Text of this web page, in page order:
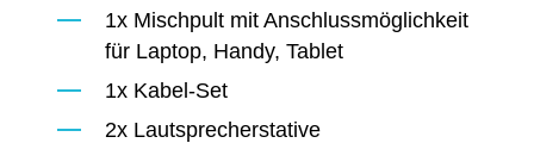
1x Mischpult mit Anschlussmöglichkeit
für Laptop, Handy, Tablet
1x Kabel-Set
2x Lautsprecherstative